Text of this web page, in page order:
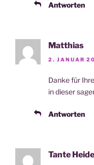
Antworten
Matthias
2. JANUAR
Dan­ke für
in die­ser
Antworten
Tante